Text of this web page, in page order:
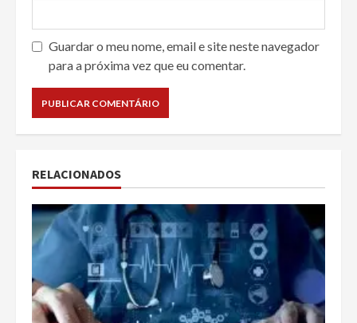
Guardar o meu nome, email e site neste navegador
para a próxima vez que eu comentar.
RELACIONADOS